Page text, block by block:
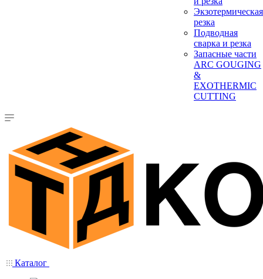
Экзотермическая
резка
Подводная
сварка и резка
Запасные части
ARC GOUGING
&
EXOTHERMIC
CUTTING
Каталог